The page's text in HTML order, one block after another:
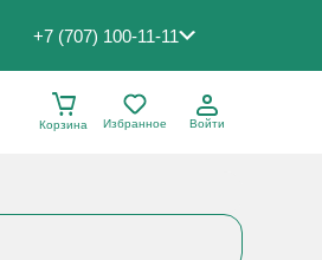
+7 (707) 100-11-11
Корзина
Избранное Войти